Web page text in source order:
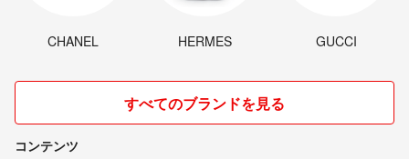
CHANEL HERMES GUCCI
すべてのブランドを見る
コンテンツ